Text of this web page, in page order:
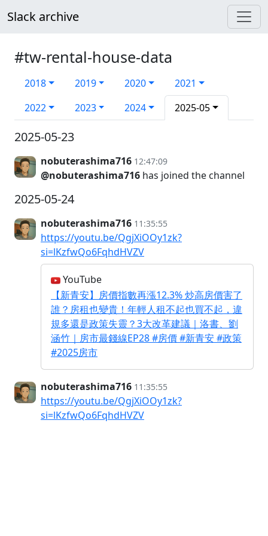
Slack archive
#tw-rental-house-data
2018 2019 2020
2021
2022
2023 2024 2025-05
2025-05-23
nobuterashima716 12:47:09
@nobuterashima716 has joined the channel
2025-05-24
nobuterashima716 11:35:55
https://youtu.be/QgjXiOOy1zk?
si=lKzfwQo6FqhdHVZV
YouTube
【新青安】房價指數再漲12.3% 炒高房價害了
誰？房租也變貴！年輕人租不起也買不起，違
規多還是政策失靈？3大改革建議｜洛書、劉
涵竹｜房市最錢線EP28 #房價 #新青安 #政策
#2025房市
nobuterashima716 11:35:55
https://youtu.be/QgjXiOOy1zk?
si=lKzfwQo6FqhdHVZV